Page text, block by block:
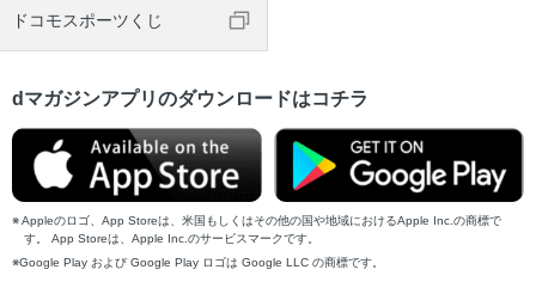
ドコモスポーツくじ
dマガジンアプリのダウンロードはコチラ
Appleのロゴ、App Storeは、米国もしくはその他の国や地域におけるApple Inc.の商標で
す。 App Storeは、Apple Inc.のサービスマークです。
Google Play および Google Play ロゴは Google LLC の商標です。